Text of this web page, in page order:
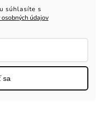
súhlasíte s
údajov
sa